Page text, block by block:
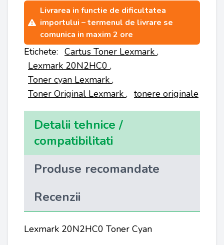
Livrarea in functie de dificultatea
importului – termenul de livrare se
comunica in maxim 2 ore
Etichete: Cartus Toner Lexmark ,
Lexmark 20N2HC0 ,
Toner cyan Lexmark ,
Toner Original Lexmark , tonere originale
Detalii tehnice /
compatibilitati
Produse recomandate
Recenzii
Lexmark 20N2HC0 Toner Cyan